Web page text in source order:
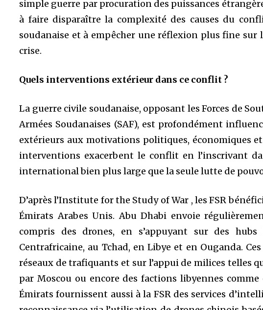
simple guerre par procuration des puissances
à faire disparaître la complexité des causes du
soudanaise et à empêcher une réflexion plus fine sur
crise.
Quels interventions extérieur dans ce conflit ?
La guerre civile soudanaise, opposant les Forces de
Armées Soudanaises (SAF), est profondément
extérieurs aux motivations politiques, économiques
interventions exacerbent le conflit en l’inscrivant
international bien plus large que la seule lutte de
D’après l’Institute for the Study of War , les FSR
Émirats Arabes Unis. Abu Dhabi envoie
compris des drones, en s’appuyant sur des hubs
Centrafricaine, au Tchad, en Libye et en Ouganda.
réseaux de trafiquants et sur l’appui de milices telles
par Moscou ou encore des factions libyennes comme
Émirats fournissent aussi à la FSR des services